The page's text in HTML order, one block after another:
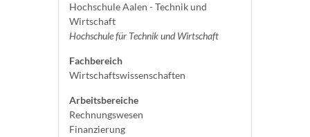
Hochschule Aalen - Technik und
Wirtschaft
Hochschule für Technik und Wirtschaft
Fachbereich
Wirtschaftswissenschaften
Arbeitsbereiche
Rechnungswesen
Finanzierung